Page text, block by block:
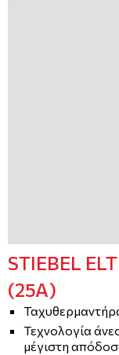
STIEBEL
(25A)
Τεχνολογία
μέγιστη